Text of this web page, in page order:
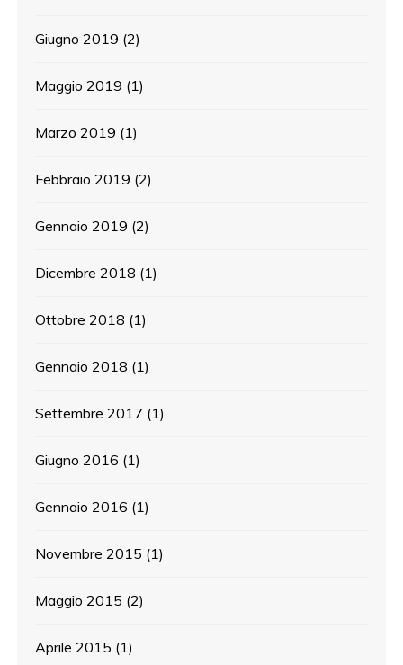
Giugno 2019 (2)
Maggio 2019 (1)
Marzo 2019 (1)
Febbraio 2019 (2)
Gennaio 2019 (2)
Dicembre 2018 (1)
Ottobre 2018 (1)
Gennaio 2018 (1)
Settembre 2017 (1)
Giugno 2016 (1)
Gennaio 2016 (1)
Novembre 2015 (1)
Maggio 2015 (2)
Aprile 2015 (1)